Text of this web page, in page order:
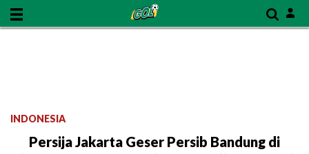
INDONESIA
Persija Jakarta Geser Persib Bandung di